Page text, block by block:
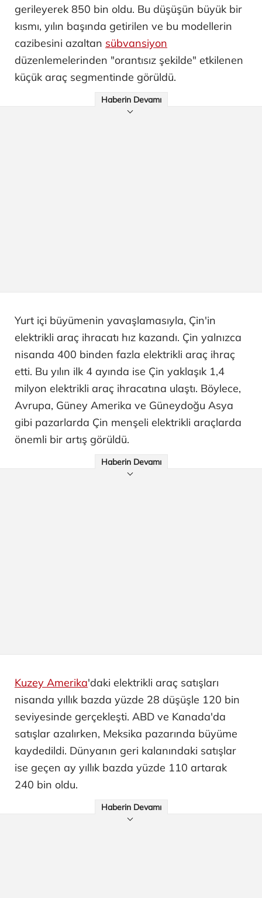
gerileyerek 850 bin oldu. Bu düşüşün büyük bir
kısmı, yılın başında getirilen ve bu modellerin
cazibesini azaltan sübvansiyon
düzenlemelerinden "orantısız şekilde" etkilenen
küçük araç segmentinde görüldü.
Haberin Devamı
Yurt içi büyümenin yavaşlamasıyla, Çin'in
elektrikli araç ihracatı hız kazandı. Çin yalnızca
nisanda 400 binden fazla elektrikli araç ihraç
etti. Bu yılın ilk 4 ayında ise Çin yaklaşık 1,4
milyon elektrikli araç ihracatına ulaştı. Böylece,
Avrupa, Güney Amerika ve Güneydoğu Asya
gibi pazarlarda Çin menşeli elektrikli araçlarda
önemli bir artış görüldü.
Haberin Devamı
Kuzey Amerika'daki elektrikli araç satışları
nisanda yıllık bazda yüzde 28 düşüşle 120 bin
seviyesinde gerçekleşti. ABD ve Kanada'da
satışlar azalırken, Meksika pazarında büyüme
kaydedildi. Dünyanın geri kalanındaki satışlar
ise geçen ay yıllık bazda yüzde 110 artarak
240 bin oldu.
Haberin Devamı